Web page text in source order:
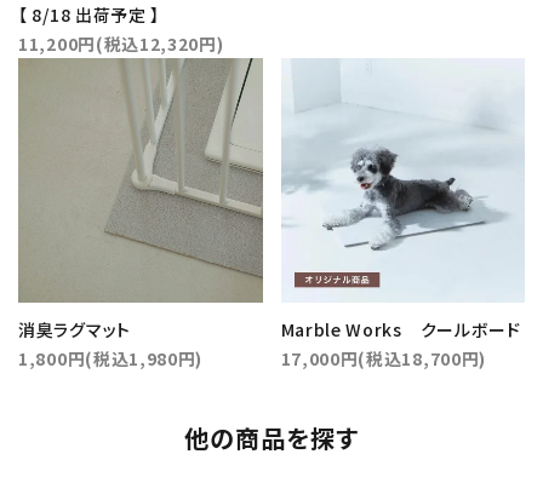
【 8/18 出荷予定 】
11,200円(税込12,320円)
消臭ラグマット
1,800円(税込1,980円)
Marble Works クールボード
17,000円(税込18,700円)
他の商品を探す